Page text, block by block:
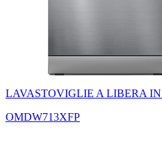
LAVASTOVIGLIE A LIBERA
OMDW713XFP